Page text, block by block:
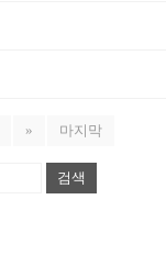
» 마지막
검색